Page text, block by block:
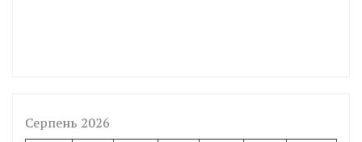
Серпень 2026